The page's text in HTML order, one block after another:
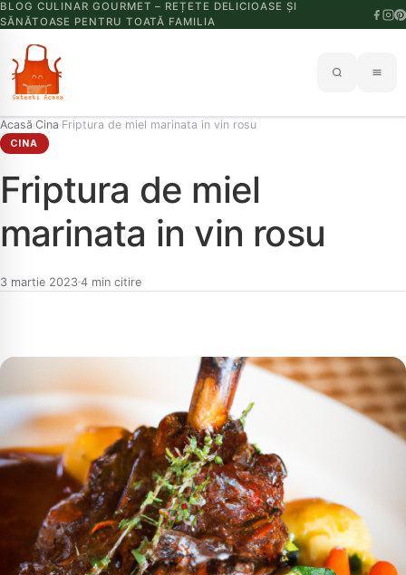
BLOG CULINAR GOURMET – REȚETE DELICIOASE ȘI
SĂNĂTOASE PENTRU TOATĂ FAMILIA
Acasă›Cina›Friptura de miel marinata in vin rosu
CINA
Friptura de miel
marinata in vin rosu
3 martie 2023 4 min citire